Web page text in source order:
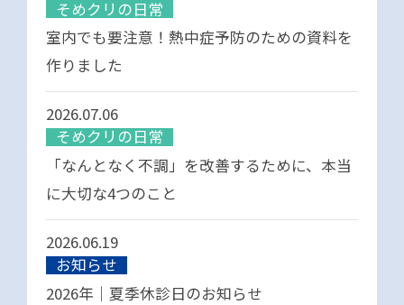
そめクリの日常
室内でも要注意！熱中症予防のための資料を
作りました
2026.07.06
そめクリの日常
「なんとなく不調」を改善するために、本当
に大切な4つのこと
2026.06.19
お知らせ
2026年｜夏季休診日のお知らせ